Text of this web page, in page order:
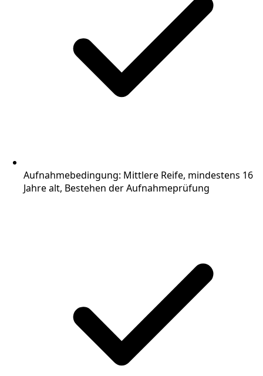
Aufnahmebedingung: Mittlere Reife, mindestens 16
Jahre alt, Bestehen der Aufnahmeprüfung